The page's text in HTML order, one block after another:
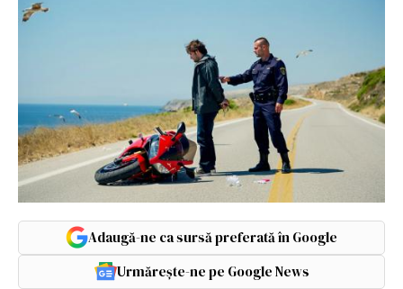
Adaugă-ne ca sursă preferată în Google
Urmărește-ne pe Google News